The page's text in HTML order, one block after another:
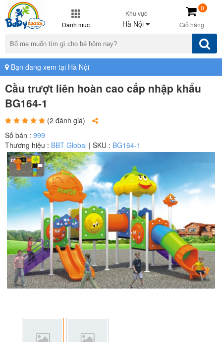
Danh mục
Khu vực
Hà Nội Giỏ hàng
0
Bạn đang xem tại Hà Nội
Cầu trượt liên hoàn cao cấp nhập khẩu
BG164-1
(2 đánh giá)
Số bán : 999
Thương hiệu : BBT Global | SKU : BG164-1